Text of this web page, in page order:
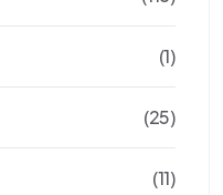
(1)
(25)
(11)